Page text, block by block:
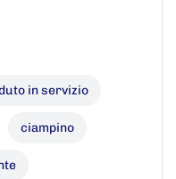
in servizio
ciampino